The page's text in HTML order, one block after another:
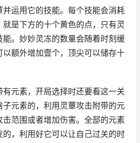
运用它的技能。每个技能会消耗
是下方的十个黄色的点，只有灵
。妙妙灵冻的数量会随着时刻缓
额外增加壹个，顶尖可以储存十
元素，开局选择时还要看这一关
元素的，利用灵蕈攻击附带的元
范围或者增加伤害。全部的元素
，利用好它可以让自己过关的时